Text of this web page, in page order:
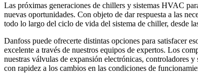
Las próximas generaciones de chillers y sistemas HVAC
nuevas oportunidades. Con objeto de dar respuesta a las
todo lo largo del ciclo de vida del sistema de chiller, desde
Danfoss puede ofrecerte distintas opciones para satisfacer
excelente a través de nuestros equipos de expertos. Los
nuestras válvulas de expansión electrónicas, controladores
con rapidez a los cambios en las condiciones de